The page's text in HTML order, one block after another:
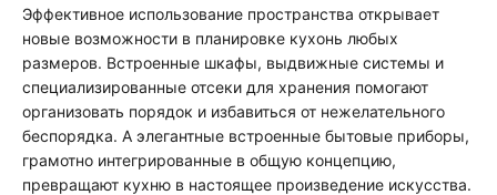
Эффективное использование пространства открывает
новые возможности в планировке кухонь любых
размеров. Встроенные шкафы, выдвижные системы и
специализированные отсеки для хранения помогают
организовать порядок и избавиться от нежелательного
беспорядка. А элегантные встроенные бытовые приборы,
грамотно интегрированные в общую концепцию,
превращают кухню в настоящее произведение искусства.